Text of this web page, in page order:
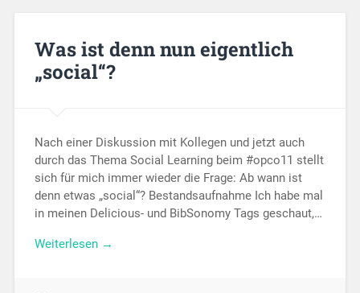
Was ist denn nun eigentlich
„social“?
Nach einer Diskussion mit Kollegen und jetzt auch
durch das Thema Social Learning beim #opco11 stellt
sich für mich immer wieder die Frage: Ab wann ist
denn etwas „social“? Bestandsaufnahme Ich habe mal
in meinen Delicious- und BibSonomy Tags geschaut,…
Weiterlesen →